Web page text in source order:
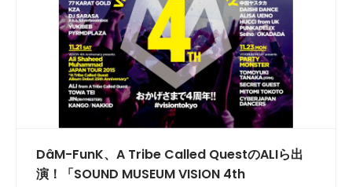
DâM-FunK、A Tribe Called QuestのALIら出
演！「SOUND MUSEUM VISION 4th